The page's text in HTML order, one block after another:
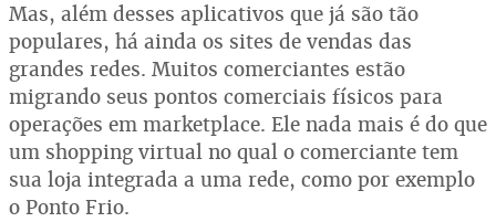
Mas, além desses aplicativos que já são tão
populares, há ainda os sites de vendas das
grandes redes. Muitos comerciantes estão
migrando seus pontos comerciais físicos para
operações em marketplace. Ele nada mais é do que
um shopping virtual no qual o comerciante tem
sua loja integrada a uma rede, como por exemplo
o Ponto Frio.